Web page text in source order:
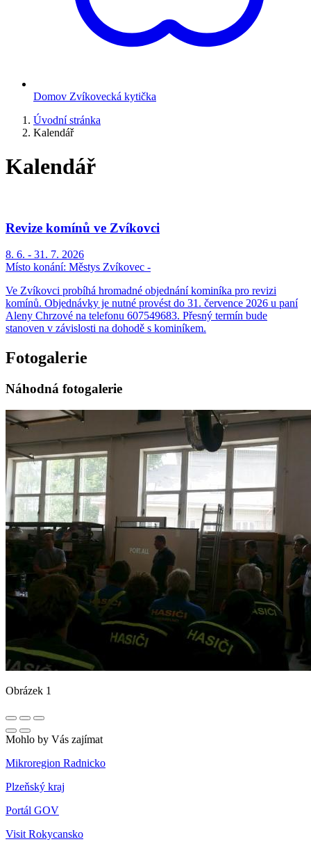
Domov Zvíkovecká kytička
Úvodní stránka
Kalendář
Kalendář
Revize komínů ve Zvíkovci
8. 6. - 31. 7. 2026
Místo konání: Městys Zvíkovec -
Ve Zvíkovci probíhá hromadné objednání kominíka pro revizi
komínů. Objednávky je nutné provést do 31. července 2026 u paní
Aleny Chrzové na telefonu 607549683. Přesný termín bude
stanoven v závislosti na dohodě s kominíkem.
Fotogalerie
Náhodná fotogalerie
Obrázek 1
Mohlo by Vás zajímat
Mikroregion Radnicko
Plzeňský kraj
Portál GOV
Visit Rokycansko